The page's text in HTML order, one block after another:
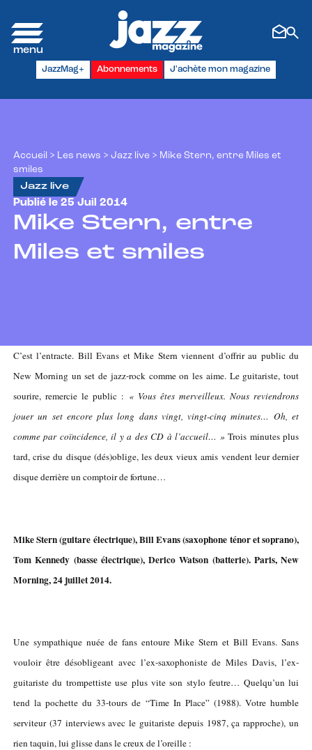
JazzMag+ Abonnements J'achète mon magazine
Accueil > Les news > Jazz live > Mike Stern, entre Miles et
smiles
Jazz live
Publié le 25 Juil 2014
Mike Stern, entre
Miles et smiles
C’est l’entracte. Bill Evans et Mike Stern viennent d’offrir au public du
New Morning un set de jazz-rock comme on les aime. Le guitariste, tout
sourire, remercie le public : « Vous êtes merveilleux. Nous reviendrons
jouer un set encore plus long dans vingt, vingt-cinq minutes… Oh, et
comme par coïncidence, il y a des CD à l’accueil… » Trois minutes plus
tard, crise du disque (dés)oblige, les deux vieux amis vendent leur dernier
disque derrière un comptoir de fortune…
Mike Stern (guitare électrique), Bill Evans (saxophone ténor et soprano),
Tom Kennedy (basse électrique), Derico Watson (batterie). Paris, New
Morning, 24 juillet 2014.
Une sympathique nuée de fans entoure Mike Stern et Bill Evans. Sans
vouloir être désobligeant avec l’ex-saxophoniste de Miles Davis, l’ex-
guitariste du trompettiste use plus vite son stylo feutre… Quelqu’un lui
tend la pochette du 33-tours de “Time In Place” (1988). Votre humble
serviteur (37 interviews avec le guitariste depuis 1987, ça rapproche), un
rien taquin, lui glisse dans le creux de l’oreille :